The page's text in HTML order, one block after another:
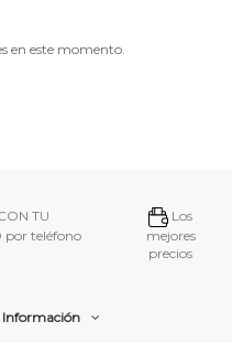
en este momento.
TU
por teléfono
Los
mejores
precios
Información